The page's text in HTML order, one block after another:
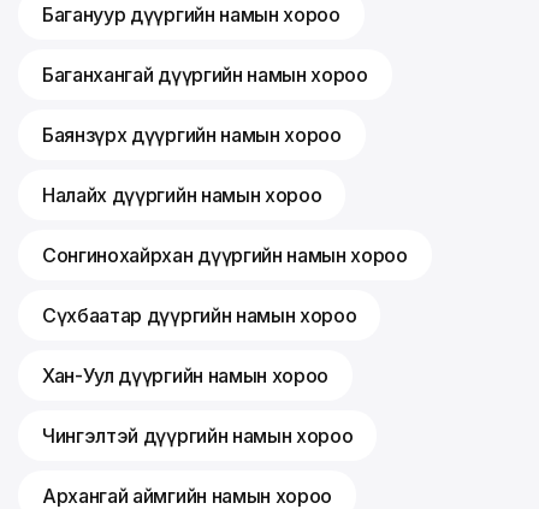
Багануур дүүргийн намын хороо
Баганхангай дүүргийн намын хороо
Баянзүрх дүүргийн намын хороо
Налайх дүүргийн намын хороо
Сонгинохайрхан дүүргийн намын хороо
Сүхбаатар дүүргийн намын хороо
Хан-Уул дүүргийн намын хороо
Чингэлтэй дүүргийн намын хороо
Архангай аймгийн намын хороо